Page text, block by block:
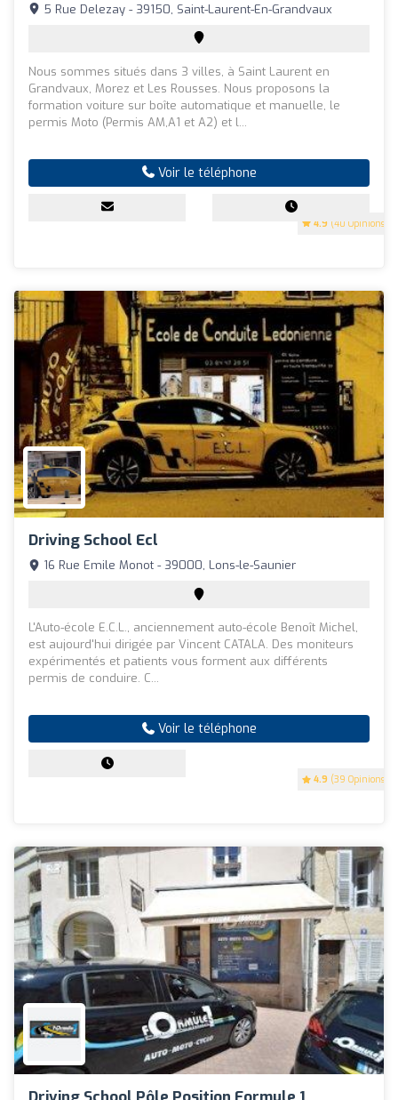
4.9 (40 Opinions)
5 Rue Delezay - 39150, Saint-Laurent-En-Grandvaux
Nous sommes situés dans 3 villes, à Saint Laurent en
Grandvaux, Morez et Les Rousses. Nous proposons la
formation voiture sur boîte automatique et manuelle, le
permis Moto (Permis AM,A1 et A2) et l...
Voir le téléphone
Driving School Ecl
4.9 (39 Opinions)
16 Rue Emile Monot - 39000, Lons-le-Saunier
L'Auto-école E.C.L., anciennement auto-école Benoît Michel,
est aujourd'hui dirigée par Vincent CATALA. Des moniteurs
expérimentés et patients vous forment aux différents
permis de conduire. C...
Voir le téléphone